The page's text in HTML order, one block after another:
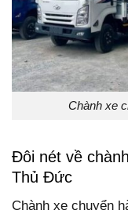
Chành xe
Đôi nét về
Thủ Đức
Chành xe chuyển